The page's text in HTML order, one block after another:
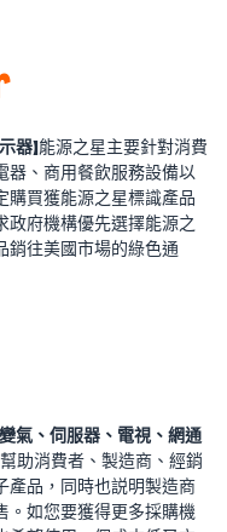
器】能源之星主要針對消費
器、商用餐飲服務設備以
購買獲能源之星標識產品
政府機構優先選擇能源之
銷往美國市場的綠色通
氣、伺服器、電視、網通
助消費者、製造商、經銷
產品，同時也説明製造商
。如您要獲得更多採購機